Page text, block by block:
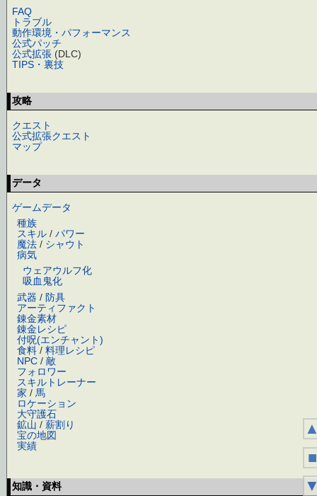
FAQ
トラブル
動作環境・パフォーマンス
公式パッチ
公式拡張 (DLC)
TIPS・裏技
攻略
クエスト
公式拡張クエスト
マップ
データ
ゲームデータ
種族
スキル /パワー
魔法 / シャウト
病気
ウェアウルフ化
吸血鬼化
武器 /防具
アーティファクト
錬金素材
錬金レシピ
付呪(エンチャント)
食料 /料理レシピ
NPC /敵
フォロワー
スキルトレーナー
家 / 馬
ロケーション
大守護石
鉱山 /薪割り
宝の地図
実績
知識・資料
■